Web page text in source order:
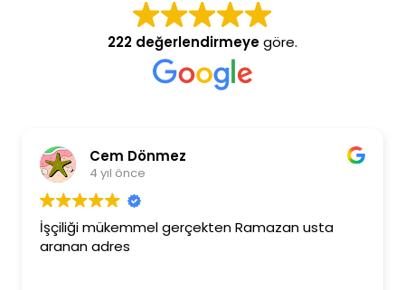
222 değerlendirmeyegöre.
Cem Dönmez
4 yıl önce
İşçiliği mükemmel gerçekten Ramazan usta
aranan adres